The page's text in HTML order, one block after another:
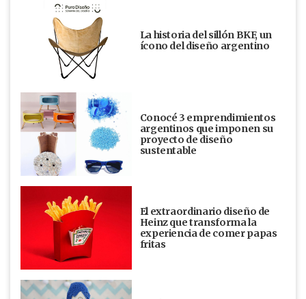
La historia del sillón BKF, un
ícono del diseño argentino
Conocé 3 emprendimientos
argentinos que imponen su
proyecto de diseño
sustentable
El extraordinario diseño de
Heinz que transforma la
experiencia de comer papas
fritas